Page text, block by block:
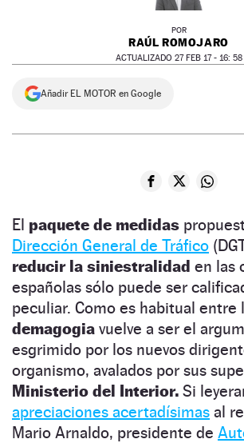
POR
RAÚL ROMOJARO
ACTUALIZADO 27 FEB 17 - 16: 58
Añadir EL MOTOR en Google
El paquete de medidas
Dirección General de Tráfico
reducir la siniestralidad en las
españolas sólo puede ser
peculiar. Como es habitual entre
demagogia vuelve a ser el
esgrimido por los nuevos
organismo, avalados por sus
Ministerio del Interior. Si
apreciaciones acertadísimas al
Mario Arnaldo, presidente de